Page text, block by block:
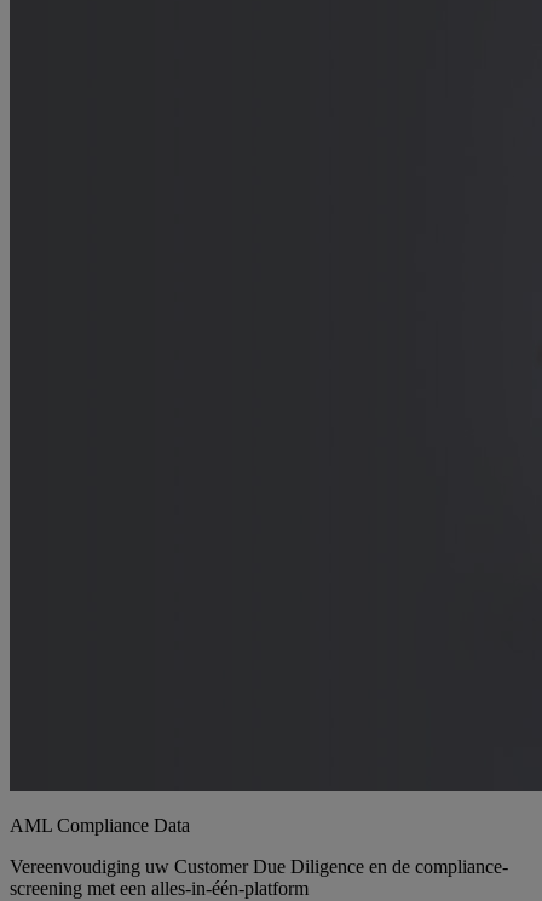
AML Compliance Data
Vereenvoudiging uw Customer Due Diligence en de compliance-
screening met een alles-in-één-platform